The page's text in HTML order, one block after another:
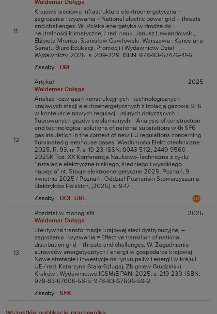
11
Waldemar Dołęga
Krajowa sieciowa infrastruktura elektroenergetyczna –
zagrożenia i wyzwania = National electric power grid – threats
and challenges. W: Polska energetyka w drodze do
neutralności klimatycznej / red. nauk. Janusz Lewandowski,
Elżbieta Mreńca, Stanisław Gawłowski. Warszawa : Kancelaria
Senatu Biuro Edukacji, Promocji i Wydawnictw Dział
Wydawniczy, 2025. s. 209-229. ISBN: 978-83-67476-41-6
Zasoby:
URL
12
Artykuł
2025
Waldemar Dołęga
Analiza rozwiązań konstrukcyjnych i technologicznych
krajowych stacji elektroenergetycznych z izolacją gazową SF6
w kontekście nowych regulacji unijnych dotyczących
fluorowanych gazów cieplarnianych = Analysis of construction
and technological solutions of national substations with SF6
gas insulation in the context of new EU regulations concerning
fluorinated greenhouse gases. Wiadomości Elektrotechniczne.
2025, R. 93, nr 7, s. 19-23. ISSN: 0043-5112; 2449-9560
2025K Toż: XX Konferencja Naukowo-Techniczna z cyklu
"Instalacje elektryczne niskiego, średniego i wysokiego
napięcia" nt. Stacje elektroenergetyczne 2025, Poznań, 9
kwietnia 2025 / Poznań : Oddział Poznański Stowarzyszenia
Elektryków Polskich, [2025]. s. 9-17.
Zasoby:
DOI URL
13
Rozdział w monografii
2025
Waldemar Dołęga
Efektywna transformacja krajowej sieci dystrybucyjnej –
zagrożenia i wyzwania = Effective transition of national
distribution grid – threats and challenges. W: Zagadnienia
surowców energetycznych i energii w gospodarce krajowej.
Nowe strategie i inwestycje na rynku paliw i energii w kraju i
UE / red. Katarzyna Stala-Szlugaj, Zbigniew Grudziński.
Kraków : Wydawnictwo IGSMiE PAN, 2025. s. 219-230. ISBN:
978-83-67606-58-5; 978-83-67606-59-2
Zasoby:
SFX